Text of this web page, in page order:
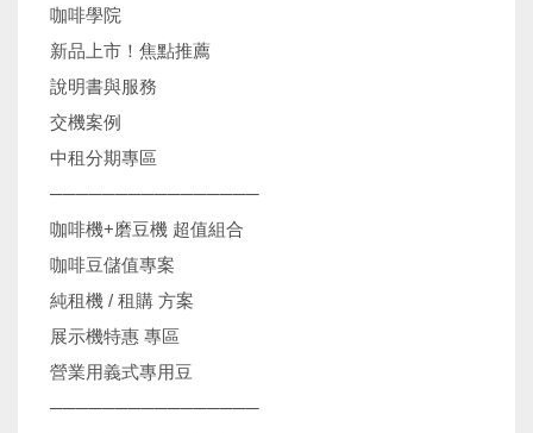
咖啡學院
新品上市！焦點推薦
說明書與服務
交機案例
中租分期專區
────────────────
咖啡機+磨豆機 超值組合
咖啡豆儲值專案
純租機 / 租購 方案
展示機特惠 專區
營業用義式專用豆
────────────────